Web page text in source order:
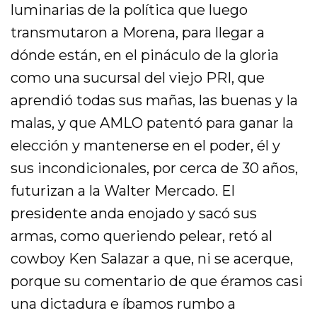
luminarias de la política que luego
transmutaron a Morena, para llegar a
dónde están, en el pináculo de la gloria
como una sucursal del viejo PRI, que
aprendió todas sus mañas, las buenas y la
malas, y que AMLO patentó para ganar la
elección y mantenerse en el poder, él y
sus incondicionales, por cerca de 30 años,
futurizan a la Walter Mercado. El
presidente anda enojado y sacó sus
armas, como queriendo pelear, retó al
cowboy Ken Salazar a que, ni se acerque,
porque su comentario de que éramos casi
una dictadura e íbamos rumbo a